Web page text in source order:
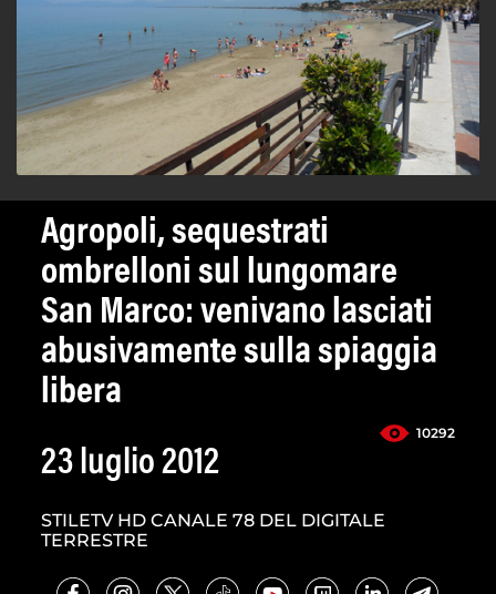
Agropoli, sequestrati
ombrelloni sul lungomare
San Marco: venivano lasciati
abusivamente sulla spiaggia
libera
10292
23 luglio 2012
STILETV HD CANALE 78 DEL DIGITALE
TERRESTRE